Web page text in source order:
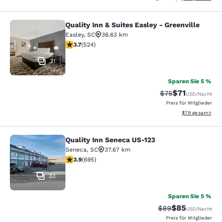
Quality Inn & Suites Easley -
31
Quality Inn & Suites Easley - Greenville
Easley, SC
36.63 km
3.7-Sterne-Bewertung. Gut. 524 Bewertungen
3.7(524)
Sparen Sie 5 %
$75Vergünstigter
$71USD/Nacht
Preis für Mitglieder
Geschätzte
$79 gesamt
Quality Inn Seneca US-123
33
Quality Inn Seneca US-123
Seneca, SC
37.67 km
3.85-Sterne-Bewertung. Gut. 695 Bewertungen
3.9(695)
Sparen Sie 5 %
$89Vergünstigter
$85USD/Nacht
Preis für Mitglieder